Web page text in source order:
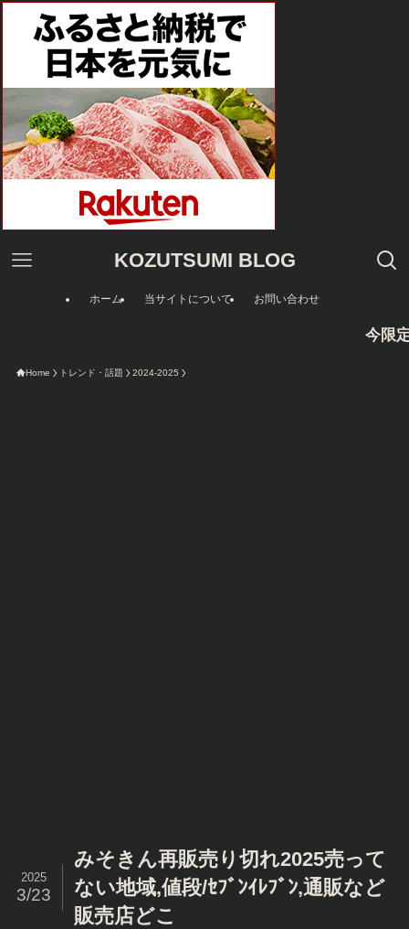
KOZUTSUMI BLOG
ホーム 当サイトについて お問い合わせ
今限定のAmazon
Home トレンド・話題 2024-2025
みそきん再販売り切れ2025売って
ない地域,値段/ｾﾌﾞﾝｲﾚﾌﾞﾝ,通販など
販売店どこ
2025
3/23